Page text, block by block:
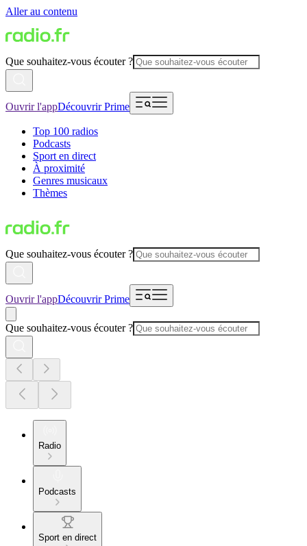
Aller au contenu
Que souhaitez-vous écouter ?
Ouvrir l'appDécouvrir Prime
Top 100 radios
Podcasts
Sport en direct
À proximité
Genres musicaux
Thèmes
Que souhaitez-vous écouter ?
Ouvrir l'appDécouvrir Prime
Que souhaitez-vous écouter ?
Radio
Podcasts
Sport en direct